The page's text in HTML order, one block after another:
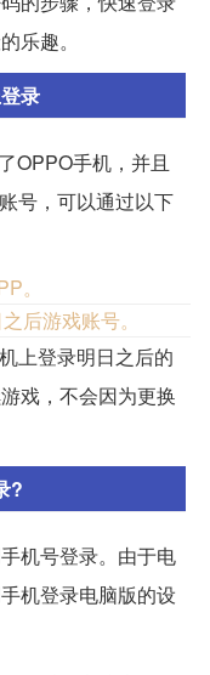
乐趣。
录
OPPO手机，并且
号，可以通过以下
。
后游戏账号。
上登录明日之后的
戏，不会因为更换
?
机号登录。由于电
机登录电脑版的设